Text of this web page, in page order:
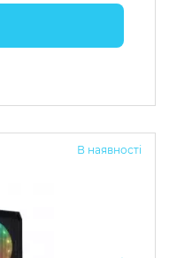
В наявності